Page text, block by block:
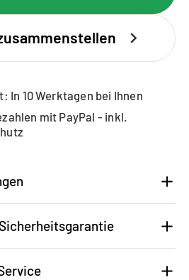
In 10 Werktagen bei Ihnen
mit PayPal - inkl.